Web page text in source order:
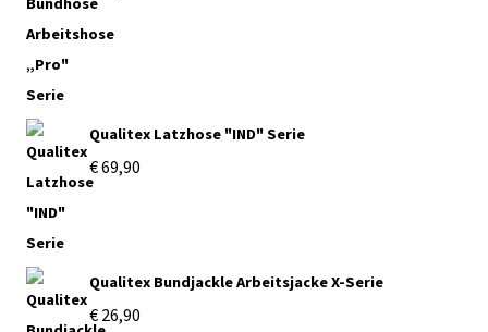
Qualitex Latzhose "IND" Serie
€69,90
Qualitex Bundjackle Arbeitsjacke X-Serie
€ 26,90